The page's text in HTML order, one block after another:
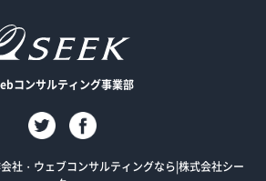
コンサルティング事業部
社・ウェブコンサルティングなら|株式会社シー